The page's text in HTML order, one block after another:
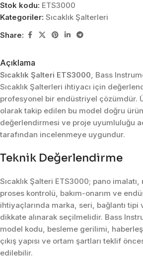
Stok kodu: ETS3000
Kategoriler: Sıcaklık Şalterleri
Share:
Açıklama
Sıcaklık Şalteri ETS3000, Bass
Sıcaklık Şalterleri ihtiyacı için
profesyonel bir endüstriyel çözümdür.
olarak takip edilen bu model doğru
değerlendirmesi ve proje uyumluluğu
tarafından incelenmeye uygundur.
Teknik Değerlendirme
Sıcaklık Şalteri ETS3000; pano
proses kontrolü, bakım-onarım ve
ihtiyaçlarında marka, seri, bağlantı tipi
dikkate alınarak seçilmelidir. Bass
model kodu, besleme gerilimi,
çıkış yapısı ve ortam şartları teklif
edilebilir.